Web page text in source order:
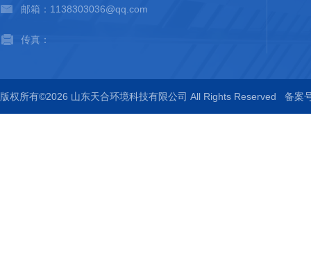
邮箱：1138303036@qq.com
传真：
版权所有©2026 山东天合环境科技有限公司 All Rights Reserved 备案